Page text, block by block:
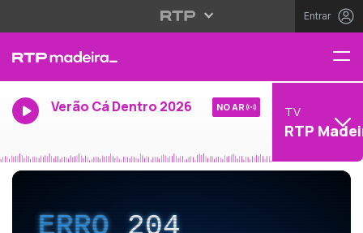
Entrar
Verão Cá Dentro 2026 NO AR TV
RTP